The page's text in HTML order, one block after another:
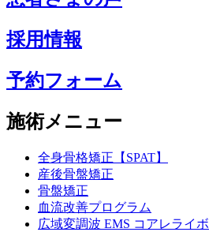
採用情報
予約フォーム
施術メニュー
全身骨格矯正【SPAT】
産後骨盤矯正
骨盤矯正
血流改善プログラム
広域変調波 EMS コアレライボ